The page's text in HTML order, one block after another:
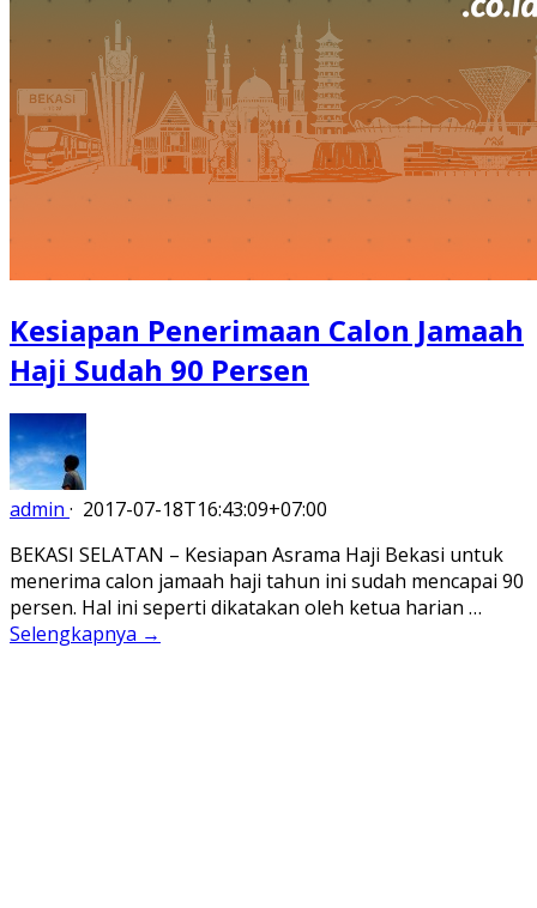
Kesiapan Penerimaan Calon Jamaah
Haji Sudah 90 Persen
admin · 2017-07-18T16:43:09+07:00
BEKASI SELATAN – Kesiapan Asrama Haji Bekasi untuk
menerima calon jamaah haji tahun ini sudah mencapai 90
persen. Hal ini seperti dikatakan oleh ketua harian …
Selengkapnya →